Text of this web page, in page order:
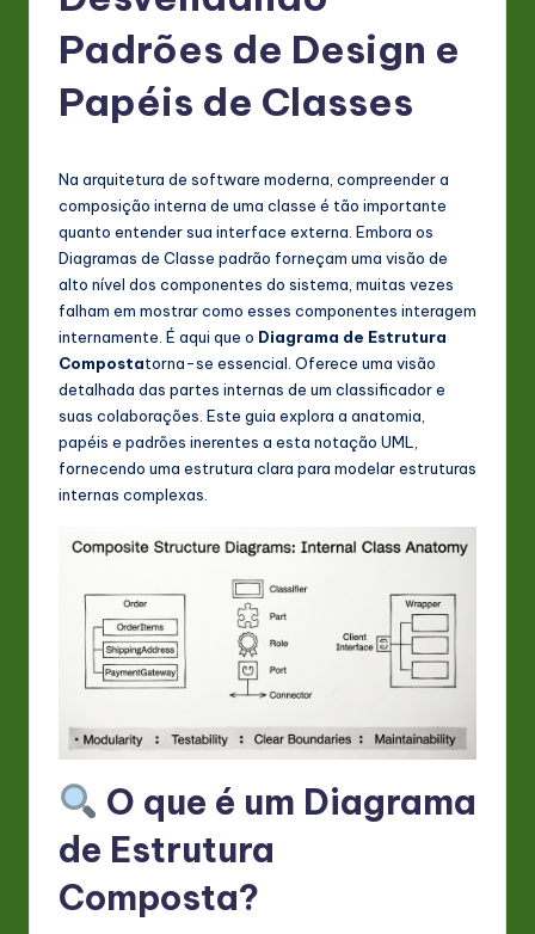
rt
L
&
ft
w
Padrões de Design e
Papéis de Classes
Na arquitetura de software moderna, compreender a
composição interna de uma classe é tão importante
quanto entender sua interface externa. Embora os
Diagramas de Classe padrão forneçam uma visão de
alto nível dos componentes do sistema, muitas vezes
falham em mostrar como esses componentes interagem
internamente. É aqui que o Diagrama de Estrutura
Compostatorna-se essencial. Oferece uma visão
detalhada das partes internas de um classificador e
suas colaborações. Este guia explora a anatomia,
papéis e padrões inerentes a esta notação UML,
fornecendo uma estrutura clara para modelar estruturas
internas complexas.
O que é um Diagrama
de Estrutura
Composta?